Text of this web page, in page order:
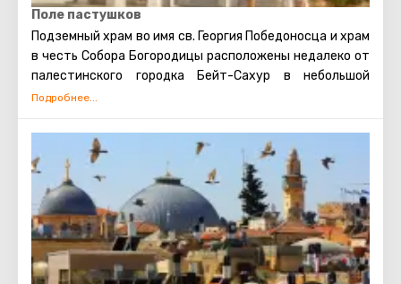
Поле пастушков
Подземный храм во имя св. Георгия Победоносца и храм
в честь Собора Богородицы расположены недалеко от
палестинского городка Бейт-Сахур в небольшой
долине с оливковыми деревьями, некоторым из
Это место известно также как Поле Пастушков, где
Ангел возвестил Рождение Христа бодрствовавшим в
поле пастухам.
В пещере, где произошло откровение Ангелов,
погребены три пастуха, очевидцы события, которые
пожелали быть похоронеными на том месте, где они